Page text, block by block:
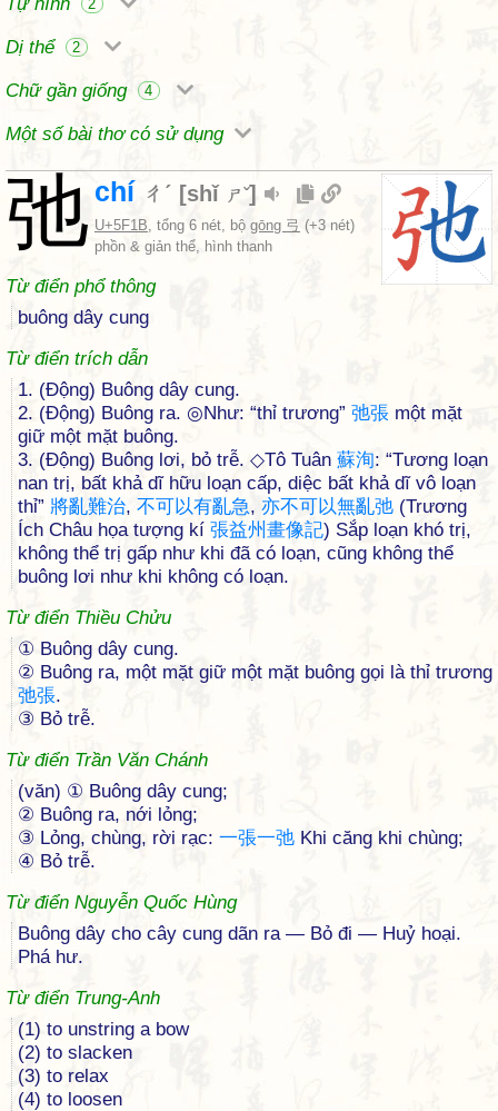
2
Dị thể 2
Chữ gần giống 4
Một số bài thơ có sử dụng
弛 chí ㄔˊ [shǐ ㄕˇ]
U+5F1B, tổng 6 nét, bộ gōng 弓 (+3 nét)
phồn & giản thể, hình thanh
Từ điển phổ thông
buông dây cung
Từ điển trích dẫn
1. (Động) Buông dây cung.
2. (Động) Buông ra. ◎Như: “thỉ trương” 弛張 một mặt
giữ một mặt buông.
3. (Động) Buông lơi, bỏ trễ. ◇Tô Tuân 蘇洵: “Tương loạn
nan trị, bất khả dĩ hữu loạn cấp, diệc bất khả dĩ vô loạn
thỉ” 將亂難治, 不可以有亂急, 亦不可以無亂弛 (Trương
Ích Châu họa tượng kí 張益州 畫像記) Sắp loạn khó trị,
không thể trị gấp như khi đã có loạn, cũng không thể
buông lơi như khi không có loạn.
Từ điển Thiều Chửu
① Buông dây cung.
② Buông ra, một mặt giữ một mặt buông gọi là thỉ trương
弛張.
③ Bỏ trễ.
Từ điển Trần Văn Chánh
(văn) ① Buông dây cung;
② Buông ra, nới lỏng;
③ Lỏng, chùng, rời rạc: 一張一弛 Khi căng khi chùng;
④ Bỏ trễ.
Từ điển Nguyễn Quốc Hùng
Buông dây cho cây cung dãn ra — Bỏ đi — Huỷ hoại.
Phá hư.
Từ điển Trung-Anh
(1) to unstring a bow
(2) to slacken
(3) to relax
(4) to loosen